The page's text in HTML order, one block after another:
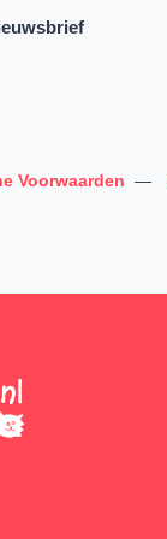
Voorwaarden —